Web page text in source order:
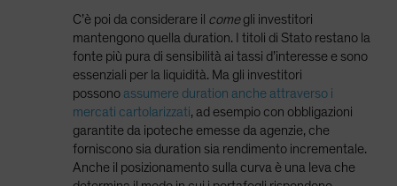
C’è poi da considerare il comegli investitori
mantengono quella duration. I titoli di Stato restano la
fonte più pura di sensibilità ai tassi d’interesse e sono
essenziali per la liquidità. Ma gli investitori
possono assumere duration anche attraverso i
mercati cartolarizzati, ad esempio con obbligazioni
garantite da ipoteche emesse da agenzie, che
forniscono sia duration sia rendimento incrementale.
Anche il posizionamento sulla curva è una leva che